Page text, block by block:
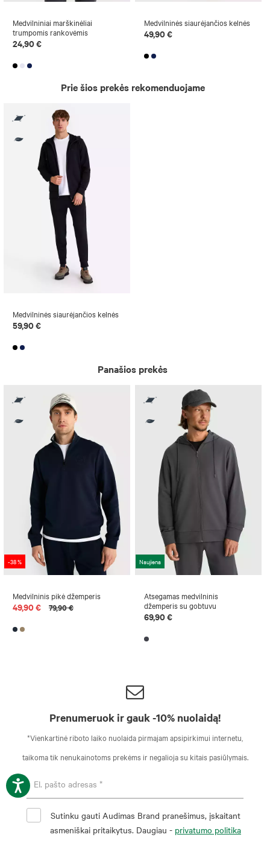
Medvilniniai marškinėliai
trumpomis rankovėmis
24,90 €
Medvilninės siaurėjančios kelnės
49,90 €
Prie šios prekės rekomenduojame
Medvilninės siaurėjančios kelnės
59,90 €
Panašios prekės
-38 %
Medvilninis pikė džemperis
49,90 € 79,90 €
Naujiena
Atsegamas medvilninis
džemperis su gobtuvu
69,90 €
Prenumeruok ir gauk -10% nuolaidą!
*Vienkartinė riboto laiko nuolaida pirmajam apsipirkimui internetu,
taikoma tik nenukainotoms prekėms ir negalioja su kitais pasiūlymais.
Sutinku gauti Audimas Brand pranešimus, įskaitant
asmeniškai pritaikytus. Daugiau - privatumo politika